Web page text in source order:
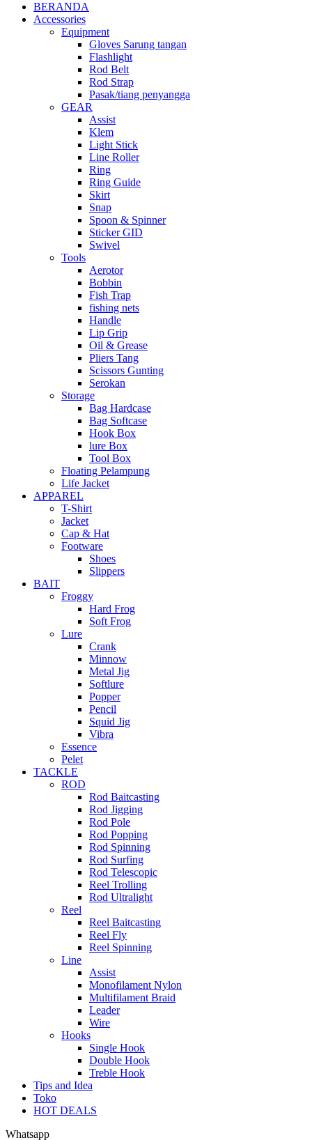
BERANDA
Accessories
Equipment
Gloves Sarung tangan
Flashlight
Rod Belt
Rod Strap
Pasak/tiang penyangga
GEAR
Assist
Klem
Light Stick
Line Roller
Ring
Ring Guide
Skirt
Snap
Spoon & Spinner
Sticker GID
Swivel
Tools
Aerotor
Bobbin
Fish Trap
fishing nets
Handle
Lip Grip
Oil & Grease
Pliers Tang
Scissors Gunting
Serokan
Storage
Bag Hardcase
Bag Softcase
Hook Box
lure Box
Tool Box
Floating Pelampung
Life Jacket
APPAREL
T-Shirt
Jacket
Cap & Hat
Footware
Shoes
Slippers
BAIT
Froggy
Hard Frog
Soft Frog
Lure
Crank
Minnow
Metal Jig
Softlure
Popper
Pencil
Squid Jig
Vibra
Essence
Pelet
TACKLE
ROD
Rod Baitcasting
Rod Jigging
Rod Pole
Rod Popping
Rod Spinning
Rod Surfing
Rod Telescopic
Reel Trolling
Rod Ultralight
Reel
Reel Baitcasting
Reel Fly
Reel Spinning
Line
Assist
Monofilament Nylon
Multifilament Braid
Leader
Wire
Hooks
Single Hook
Double Hook
Treble Hook
Tips and Idea
Toko
HOT DEALS
Whatsapp